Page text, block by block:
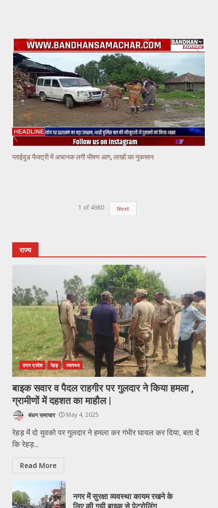
प्लाईवुड फैक्ट्री में अचानक लगी भीषण आग, लाखों का नुकसान
1 of 4980 Next
राज्य
उत्तर प्रदेश रेहड़ स्वास्थ्य
बाइक सवार व पैदल राहगीर पर गुलदार ने किया हमला ,
ग्रामीणों में दहशत का माहौल |
बंधन समाचार May 4, 2025
रेहड़ में दो युवको पर गुलदार ने हमला कर गंभीर घायल कर दिया, बता दें
कि रेहड़...
Read More
नगर में सुरक्षा व्यवस्था कायम रखने के